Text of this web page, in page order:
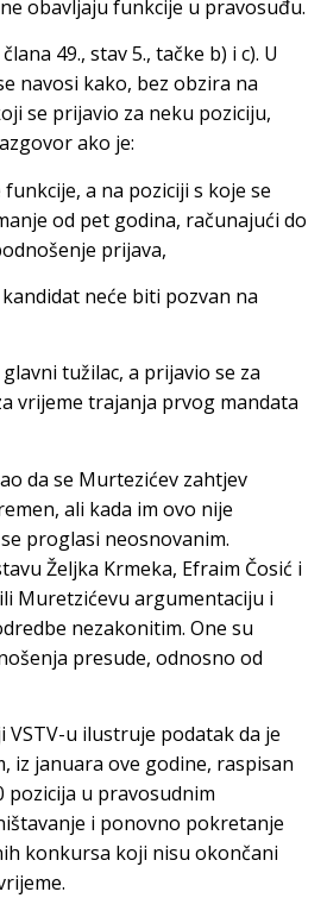
obavljaju funkcije u pravosuđu.
49., stav 5., tačke b) i c). U
navosi kako, bez obzira na
se prijavio za neku poziciju,
ako je:
a na poziciji s koje se
od pet godina, računajući do
prijava,
neće biti pozvan na
tužilac, a prijavio se za
vrijeme trajanja prvog mandata
da se Murtezićev zahtjev
ali kada im ovo nije
proglasi neosnovanim.
Željka Krmeka, Efraim Čosić i
Muretzićevu argumentaciju i
nezakonitim. One su
presude, odnosno od
u ilustruje podatak da je
iz januara ove godine, raspisan
pozicija u pravosudnim
i ponovno pokretanje
konkursa koji nisu okončani